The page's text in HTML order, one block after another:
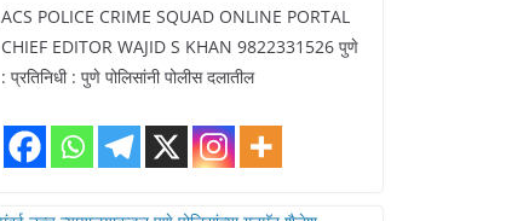
ACS POLICE CRIME SQUAD ONLINE PORTAL
CHIEF EDITOR WAJID S KHAN 9822331526 पुणे
: प्रतिनिधी : पुणे पोलिसांनी पोलीस दलातील